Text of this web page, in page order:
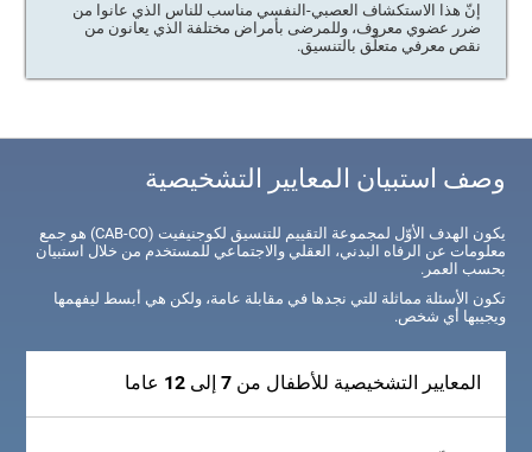
إنّ هذا الاستكشاف العصبي-النفسي مناسب للناس الذي عانوا من
ضرر عضوي معروف، وللمرضى بأمراض مختلفة الذي يعانون من
نقص معرفي متعلّق بالتنسيق.
وصف استبيان المعايير التشخيصية
يكون الهدف الأوّل لمجموعة التقييم للتنسيق لكوجنيفيت (CAB-CO) هو جمع
معلومات عن الرفاه البدني، العقلي والاجتماعي للمستخدم من خلال استبيان
بحسب العمر.
تكون الأسئلة مماثلة للتي نجدها في مقابلة عامة، ولكن هي أبسط ليفهمها
ويجيبها أي شخص.
المعايير التشخيصية للأطفال من 7 إلى 12 عاما